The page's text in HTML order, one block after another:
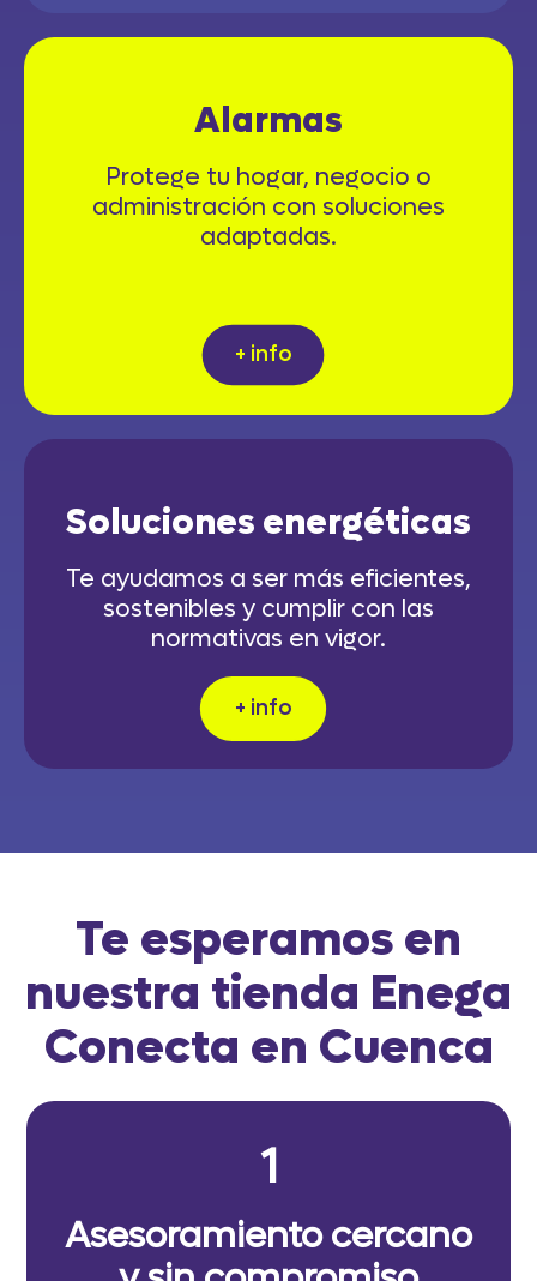
Alarmas
Protege tu hogar, negocio o
administración con soluciones
adaptadas.
+ info
Soluciones energéticas
Te ayudamos a ser más eficientes,
sostenibles y cumplir con las
normativas en vigor.
+ info
Te esperamos en
nuestra tienda Enega
Conecta en Cuenca
1
Asesoramiento cercano